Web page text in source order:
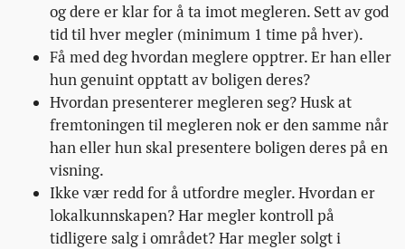
og dere er klar for å ta imot megleren. Sett av god
tid til hver megler (minimum 1 time på hver).
Få med deg hvordan meglere opptrer. Er han eller
hun genuint opptatt av boligen deres?
Hvordan presenterer megleren seg? Husk at
fremtoningen til megleren nok er den samme når
han eller hun skal presentere boligen deres på en
visning.
Ikke vær redd for å utfordre megler. Hvordan er
lokalkunnskapen? Har megler kontroll på
tidligere salg i området? Har megler solgt i